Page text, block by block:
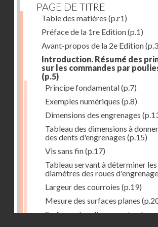
PAGE DE TITRE
Table des matières (p.r1)
Préface de la 1re Edition(p.1)
Avant-propos de la 2e Edition
Introduction. Résumé des
sur les commandes par
(p.5)
Principe fondamental(p.7)
Exemples numériques (p.8)
Dimensions des engrenages
Tableau des dimensions à
des dents d'engrenages (p.15)
Vis sans fin(p.17)
Tableau servant à déterminer
diamètres des roues
Largeur des courroies (p.19)
Mesure des surfaces planes
Surfaces dans l'espace et